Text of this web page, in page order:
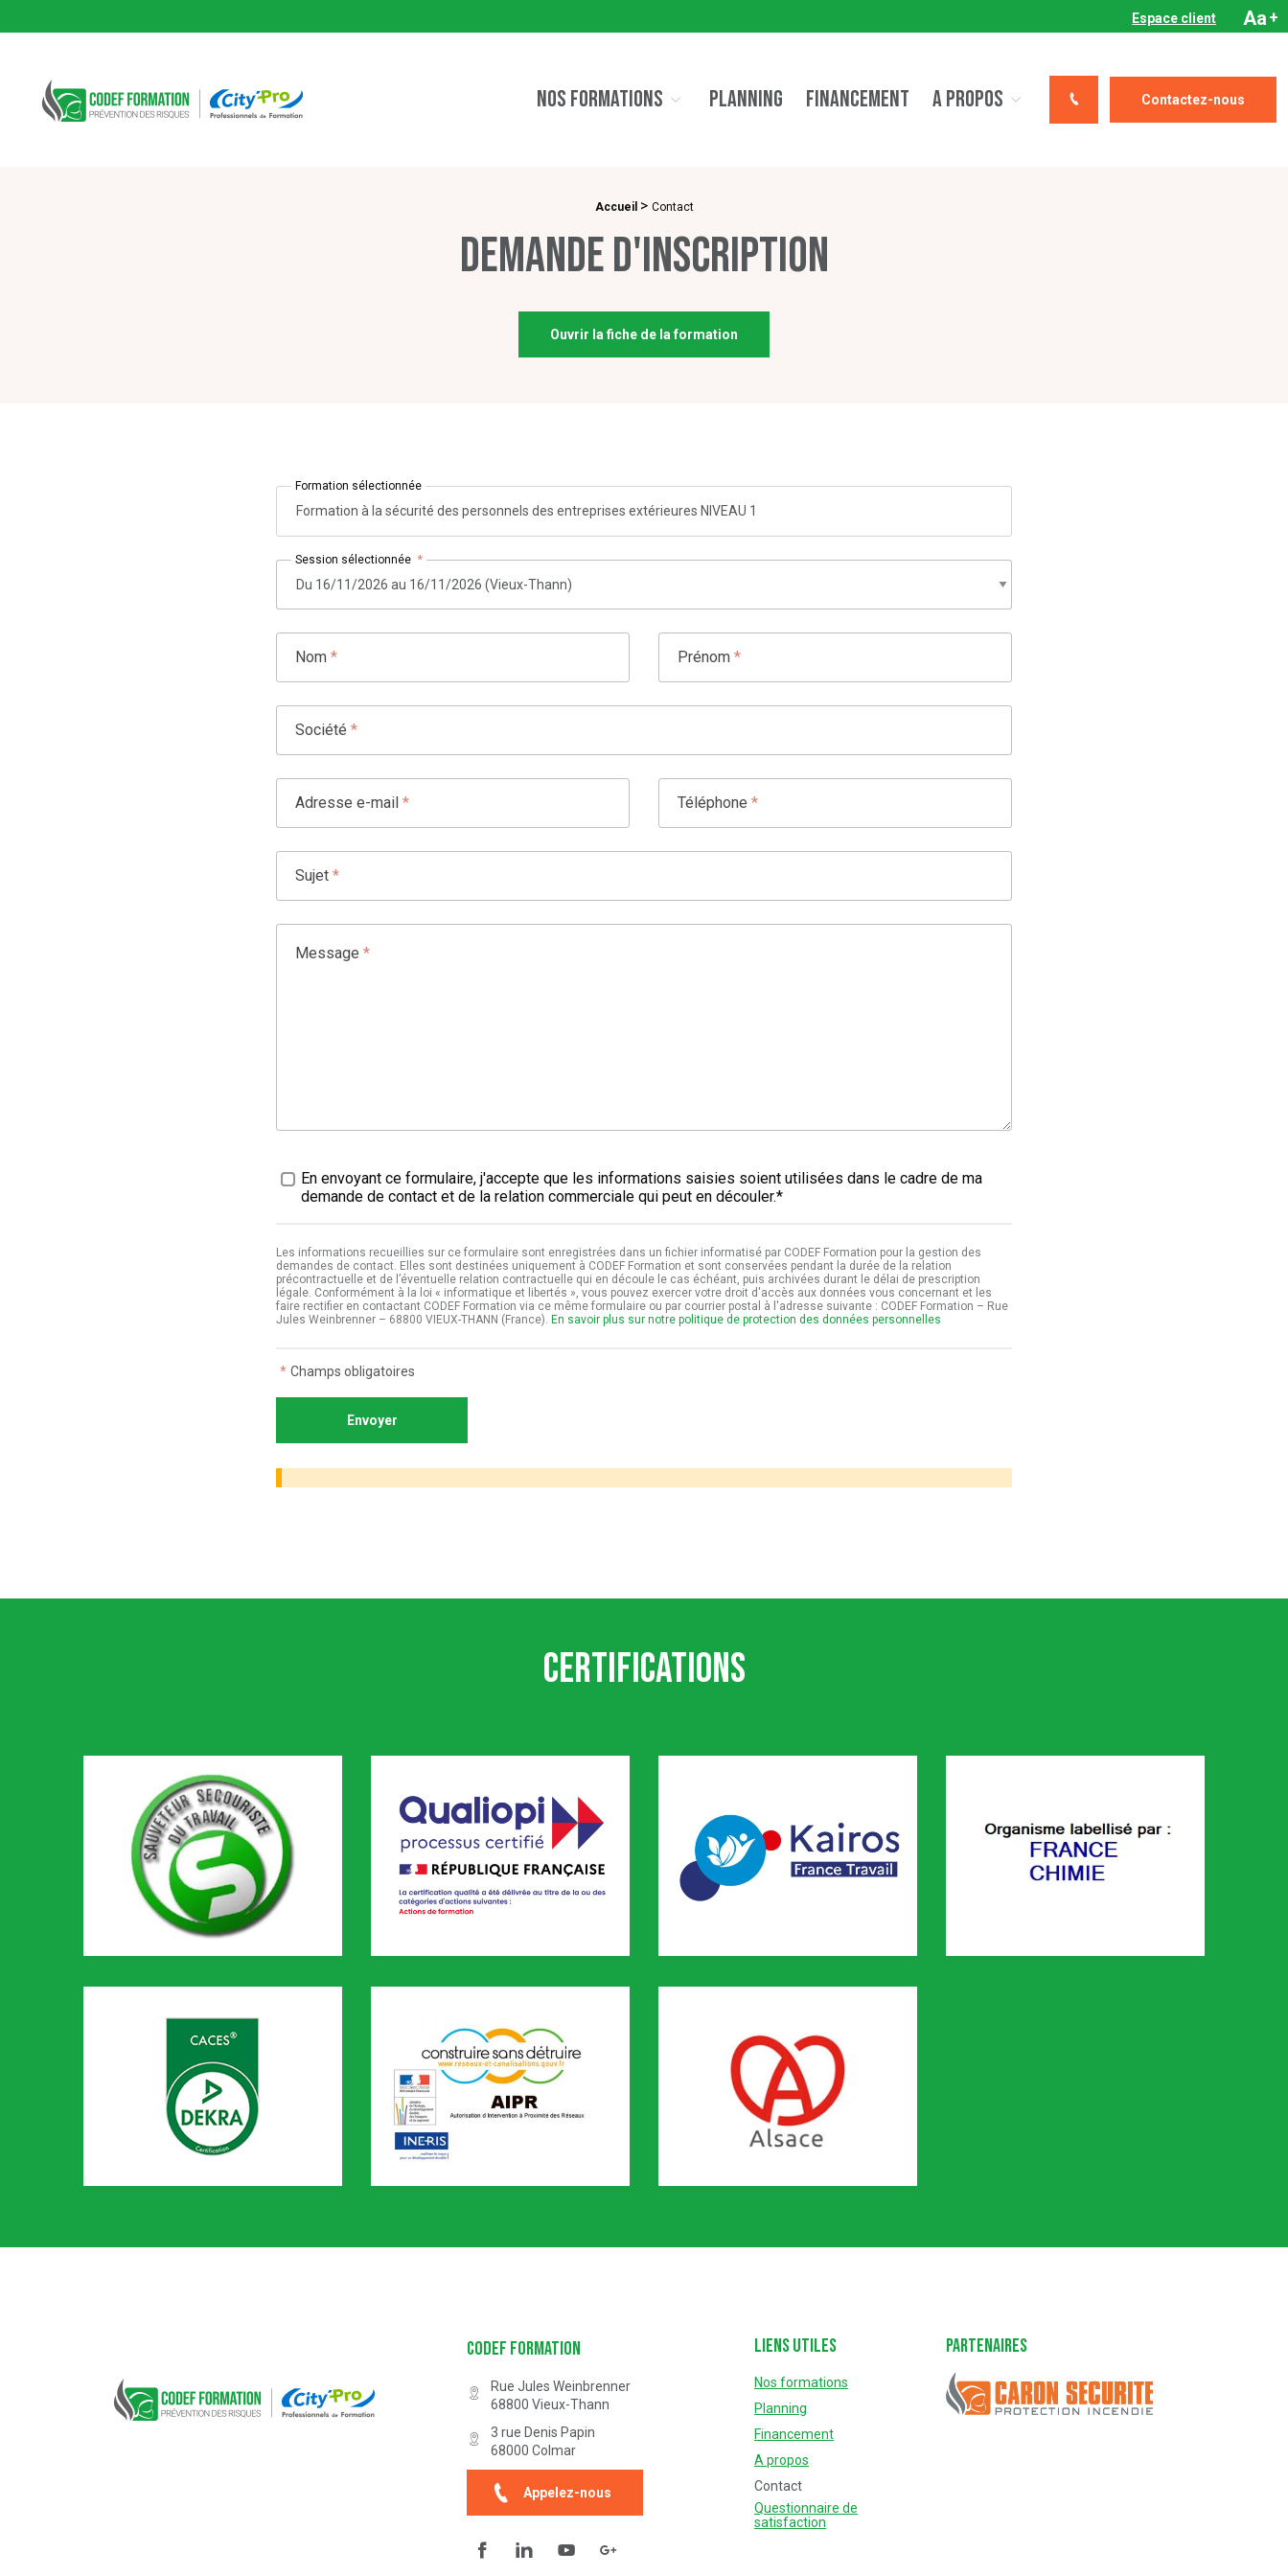
Espace client Aa +
NOS FORMATIONS PLANNING FINANCEMENT A PROPOS Contactez-nous
Accueil > Contact
Demande d'inscription
Ouvrir la fiche de la formation
Formation sélectionnée
Formation à la sécurité des personnels des entreprises extérieures NIVEAU 1
Session sélectionnée *
Nom * Prénom *
Société *
Adresse e-mail * Téléphone *
Sujet *
Message *
Traitement des données *
En envoyant ce formulaire, j'accepte que les informations saisies soient utilisées dans le cadre de ma
demande de contact et de la relation commerciale qui peut en découler.*
Les informations recueillies sur ce formulaire sont enregistrées dans un fichier informatisé par CODEF Formation pour la gestion des
demandes de contact. Elles sont destinées uniquement à CODEF Formation et sont conservées pendant la durée de la relation
précontractuelle et de l’éventuelle relation contractuelle qui en découle le cas échéant, puis archivées durant le délai de prescription
légale. Conformément à la loi « informatique et libertés », vous pouvez exercer votre droit d'accès aux données vous concernant et les
faire rectifier en contactant CODEF Formation via ce même formulaire ou par courrier postal à l'adresse suivante : CODEF Formation – Rue
Jules Weinbrenner – 68800 VIEUX-THANN (France). En savoir plus sur notre politique de protection des données personnelles
* Champs obligatoires
Certifications
SST Qualiopi
CODEF FORMATION est certifié QUALIOPI depuis novembre 2020
KAIROS
CODEF FORMATION est référencé sur le portail KAIROS de Pôle emploi. Cette plaforme
FRANCE CHIMIE
CACES AIPR Certification n° 5619
Codef Formation
Rue Jules Weinbrenner
68800 Vieux-Thann
3 rue Denis Papin
68000 Colmar
Appelez-nous
FacebookLinkedinYouTube
Liens utiles
Nos formations
Planning
Financement
A propos
Contact
Questionnaire de
satisfaction
Partenaires
Caron Sécurité